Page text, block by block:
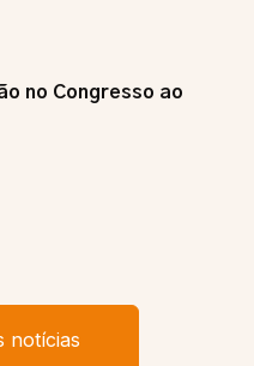
no Congresso ao
notícias